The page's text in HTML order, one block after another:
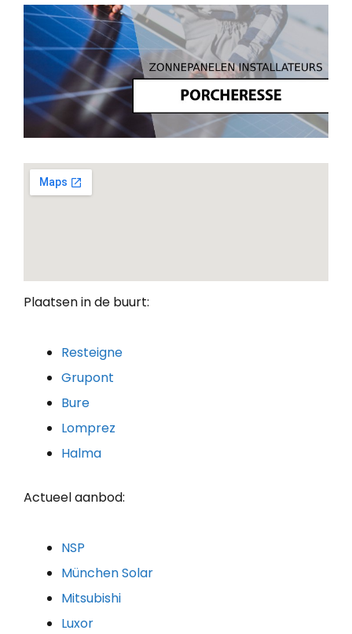
Plaatsen in de buurt:
Resteigne
Grupont
Bure
Lomprez
Halma
Actueel aanbod:
NSP
München Solar
Mitsubishi
Luxor